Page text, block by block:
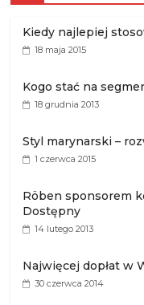
Kiedy najlepiej
18 maja 2015
Kogo stać na
18 grudnia 2013
Styl marynarski –
1 czerwca 2015
Röben sponsorem
Dostępny
14 lutego 2013
Najwięcej dopłat w
30 czerwca 2014